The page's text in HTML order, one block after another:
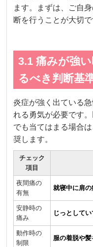
ます。まずは、ご自
断を行うことが大切で
3.1 痛みが強
るべき判断基
炎症が強く出ている
れる勇気が必要です
でも当てはまる場合
奨します。
チェック
項目
夜間痛の
有無
就寝中に肩
安静時の
痛み
じっとして
動作時の
制限
服の着脱や